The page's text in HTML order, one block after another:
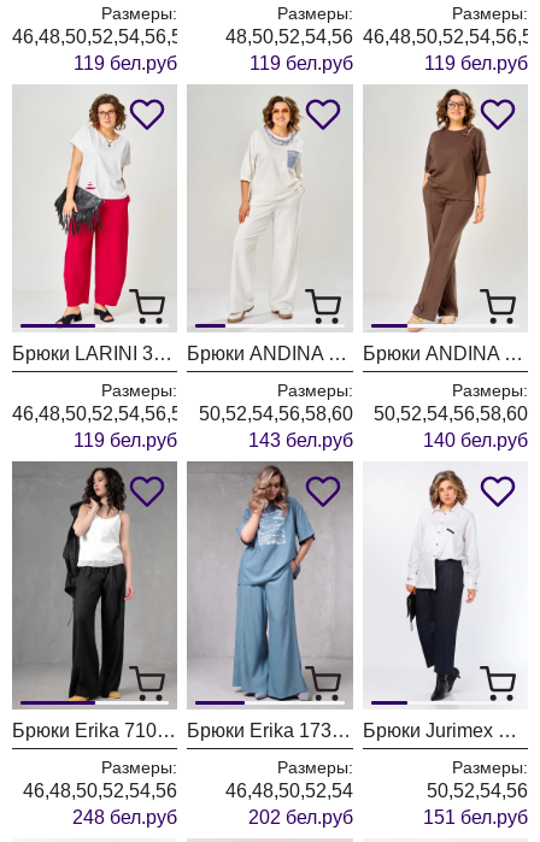
Размеры:
46,48,50,52,54,56,58
119 бел.руб
Размеры:
48,50,52,54,56
119 бел.руб
Размеры:
119 бел.руб
Брюки LARINI 3001 красный
Размеры:
46,48,50,52,54,56,58
119 бел.руб
Брюки ANDINA CITY 2036-26 белый
Размеры:
50,52,54,56,58,60
143 бел.руб
Брюки ANDINA CITY 2034-26 молочный шоколад
Размеры:
50,52,54,56,58,60
140 бел.руб
Брюки Erika 7101-2 черный
Размеры:
46,48,50,52,54,56
248 бел.руб
Брюки Erika 1735-1 голубой
Размеры:
46,48,50,52,54
202 бел.руб
Брюки Jurimex West 3552
Размеры:
50,52,54,56
151 бел.руб